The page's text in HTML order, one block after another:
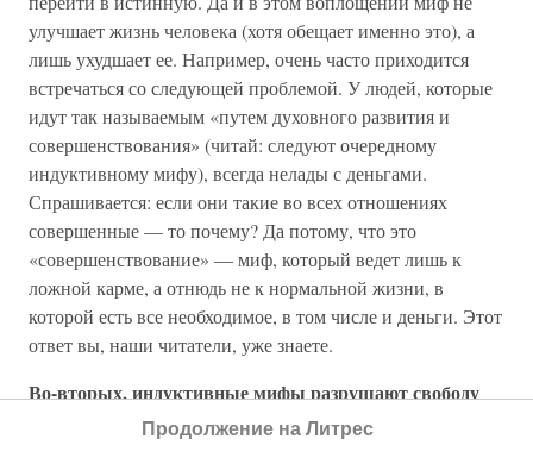
улучшает жизнь человека (хотя обещает именно это), а
лишь ухудшает ее. Например, очень часто приходится
встречаться со следующей проблемой. У людей, которые
идут так называемым «путем духовного развития и
совершенствования» (читай: следуют очередному
индуктивному мифу), всегда нелады с деньгами.
Спрашивается: если они такие во всех отношениях
совершенные — то почему? Да потому, что это
«совершенствование» — миф, который ведет лишь к
ложной карме, а отнюдь не к нормальной жизни, в
которой есть все необходимое, в том числе и деньги. Этот
ответ вы, наши читатели, уже знаете.
Во-вторых, индуктивные мифы разрушают свободу
человека и открывают его для управления со
Продолжение на Литрес